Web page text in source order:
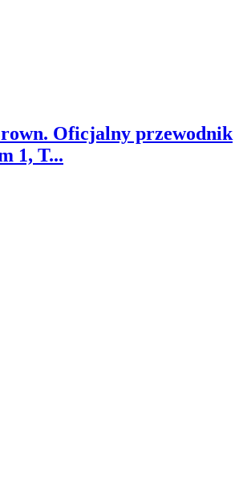
Oficjalny przewodnik
1, T...